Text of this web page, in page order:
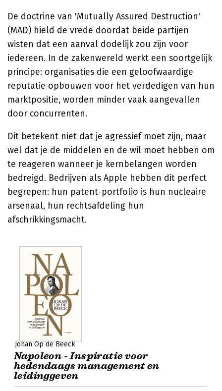
De doctrine van 'Mutually Assured Destruction'
(MAD) hield de vrede doordat beide partijen
wisten dat een aanval dodelijk zou zijn voor
iedereen. In de zakenwereld werkt een soortgelijk
principe: organisaties die een geloofwaardige
reputatie opbouwen voor het verdedigen van hun
marktpositie, worden minder vaak aangevallen
door concurrenten.
Dit betekent niet dat je agressief moet zijn, maar
wel dat je de middelen en de wil moet hebben om
te reageren wanneer je kernbelangen worden
bedreigd. Bedrijven als Apple hebben dit perfect
begrepen: hun patent-portfolio is hun nucleaire
arsenaal, hun rechtsafdeling hun
afschrikkingsmacht.
Johan Op de Beeck
Napoleon - Inspiratie voor
hedendaags management en
leidinggeven